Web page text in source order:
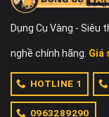
Dụng Cụ Vàng -
nghề chính hãng. Giá
HOTLINE 1
0963289290